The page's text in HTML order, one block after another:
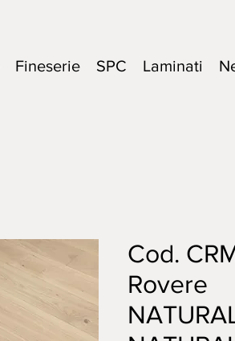
Fineserie SPC Laminati
Cod.
Rovere